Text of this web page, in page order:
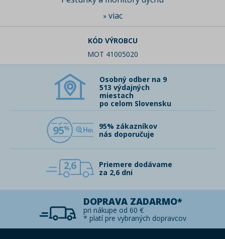
» viac
KÓD VÝROBCU
MOT 41005020
Osobný odber na 9
513 výdajných
miestach
po celom Slovensku
95
95% zákazníkov
nás doporučuje
2,6
Priemere dodávame
za 2,6 dni
DOPRAVA ZADARMO*
pri nákupe od 60 €
* platí pre vybraných dopravcov